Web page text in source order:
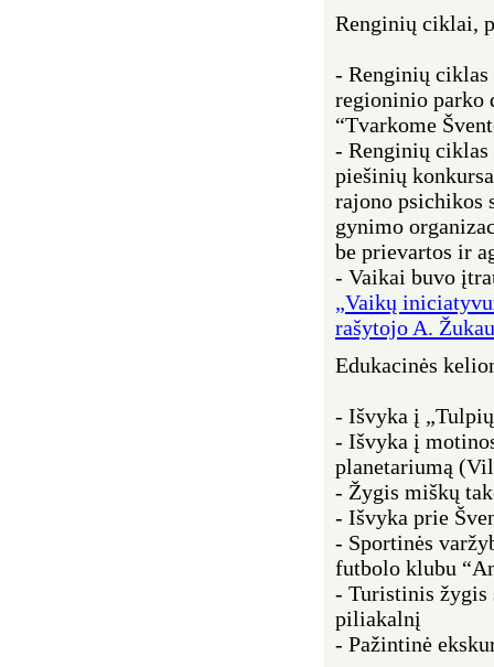
Renginių ciklai,
- Renginių ciklas
regioninio parko
“Tvarkome
- Renginių ciklas
piešinių
rajono psichikos
gynimo
be prievartos ir
- Vaikai buvo
„Vaikų
rašytojo A.
Edukacinės
- Išvyka į
- Išvyka į
planetariumą
- Žygis miškų
- Išvyka prie
- Sportinės
futbolo klubu
- Turistinis žygis
piliakalnį
- Pažintinė